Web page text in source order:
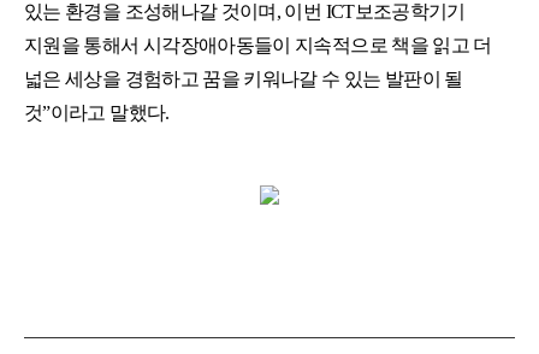
있는 환경을 조성해나갈 것이며, 이번 ICT보조공학기기
지원을 통해서 시각장애아동들이 지속적으로 책을 읽고 더
넓은 세상을 경험하고 꿈을 키워나갈 수 있는 발판이 될
것”이라고 말했다.